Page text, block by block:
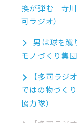
換が弾む 寺川
可ラジオ）
男は球を蹴
モノづくり集団
【多可ラジ
ではの物づく
協力隊）